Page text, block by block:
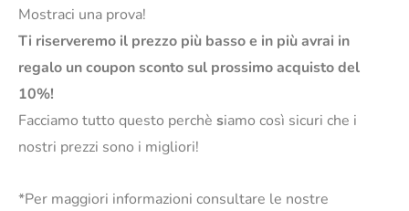
Mostraci una prova!
Ti riserveremo il prezzo più basso e in più avrai in
regalo un coupon sconto sul prossimo acquisto del
10%!
Facciamo tutto questo perchè siamo così sicuri che i
nostri prezzi sono i migliori!
*Per maggiori informazioni consultare le nostre